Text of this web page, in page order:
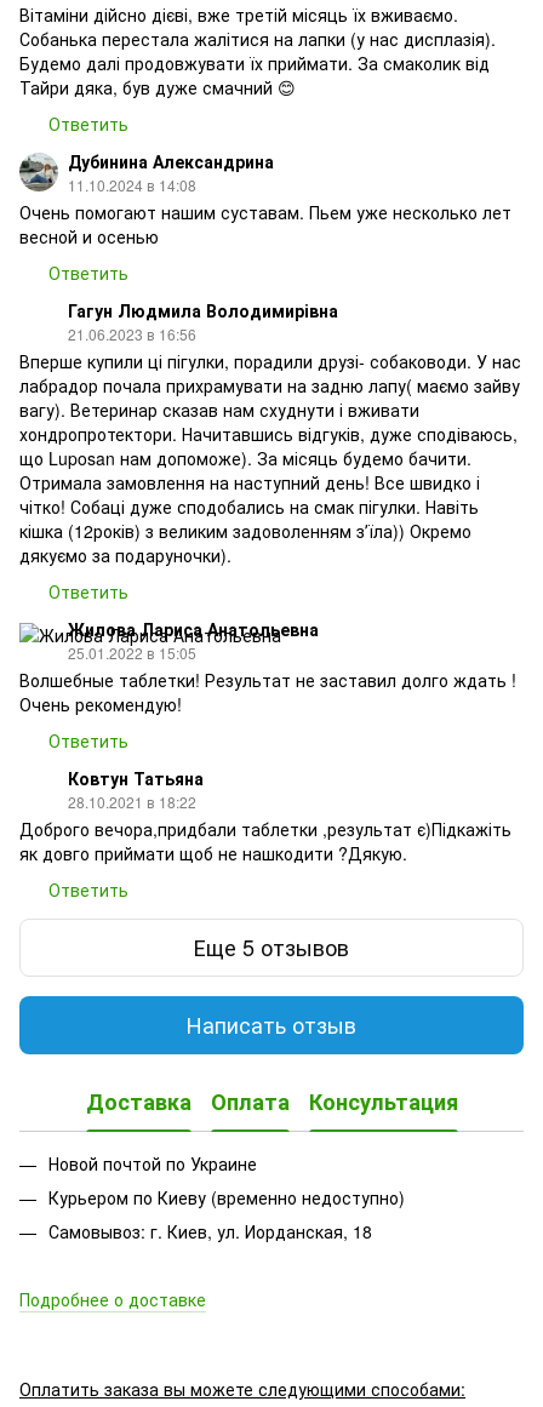
Вітаміни дійсно дієві, вже третій місяць їх вживаємо.
Собанька перестала жалітися на лапки (у нас дисплазія).
Будемо далі продовжувати їх приймати. За смаколик від
Тайри дяка, був дуже смачний 😊
Ответить
Дубинина Александрина
11.10.2024 в 14:08
Очень помогают нашим суставам. Пьем уже несколько лет
весной и осенью
Ответить
Гагун Людмила Володимирівна
21.06.2023 в 16:56
Вперше купили ці пігулки, порадили друзі- собаководи. У нас
лабрадор почала прихрамувати на задню лапу( маємо зайву
вагу). Ветеринар сказав нам схуднути і вживати
хондропротектори. Начитавшись відгуків, дуже сподіваюсь,
що Luposan нам допоможе). За місяць будемо бачити.
Отримала замовлення на наступний день! Все швидко і
чітко! Собаці дуже сподобались на смак пігулки. Навіть
кішка (12років) з великим задоволенням зʼїла)) Окремо
дякуємо за подаруночки).
Ответить
Жилова Лариса Анатольевна
25.01.2022 в 15:05
Волшебные таблетки! Результат не заставил долго ждать !
Очень рекомендую!
Ответить
Ковтун Татьяна
28.10.2021 в 18:22
Доброго вечора,придбали таблетки ,результат є)Підкажіть
як довго приймати щоб не нашкодити ?Дякую.
Ответить
Еще 5 отзывов
Написать отзыв
Доставка Оплата Консультация
Новой почтой по Украине
Курьером по Киеву (временно недоступно)
Самовывоз: г. Киев, ул. Иорданская, 18
Подробнее о доставке
Оплатить заказа вы можете следующими способами: